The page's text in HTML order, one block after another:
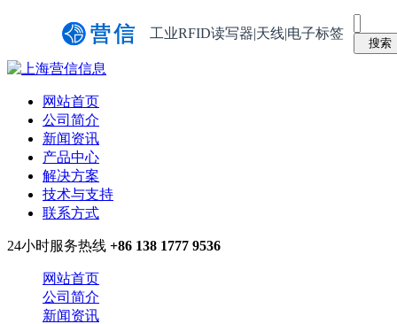
工业RFID读写器|天线|电子标签
网站首页
公司简介
新闻资讯
产品中心
解决方案
技术与支持
联系方式
24小时服务热线 +86 138 1777 9536
网站首页
公司简介
新闻资讯